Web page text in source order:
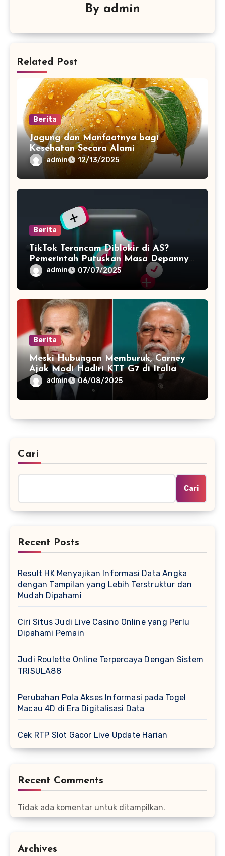
By admin
Related Post
Berita
Jagung dan Manfaatnya bagi
Kesehatan Secara Alami
admin 12/13/2025
Berita
TikTok Terancam Diblokir di AS?
Pemerintah Putuskan Masa Depannya
Minggu Depan
admin 07/07/2025
Berita
Meski Hubungan Memburuk, Carney
Ajak Modi Hadiri KTT G7 di Italia
admin 06/08/2025
Cari
Cari
Recent Posts
Result HK Menyajikan Informasi Data Angka
dengan Tampilan yang Lebih Terstruktur dan
Mudah Dipahami
Ciri Situs Judi Live Casino Online yang Perlu
Dipahami Pemain
Judi Roulette Online Terpercaya Dengan Sistem
TRISULA88
Perubahan Pola Akses Informasi pada Togel
Macau 4D di Era Digitalisasi Data
Cek RTP Slot Gacor Live Update Harian
Recent Comments
Tidak ada komentar untuk ditampilkan.
Archives